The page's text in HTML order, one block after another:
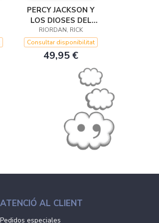
PERCY JACKSON Y
LOS DIOSES DEL
OLIMPO (ESTUCHE
CON: EL LADRÓN
DEL RAYOEL MAR
DE
RIORDAN, RICK
Consultar disponibilitat
49,95 €
ATENCIÓ AL CLIENT
Pedidos especiales